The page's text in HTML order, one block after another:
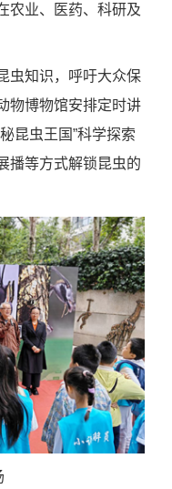
农业、医药、科研及
虫知识，呼吁大众保
物博物馆安排定时讲
昆虫王国”科学探索
播等方式解锁昆虫的